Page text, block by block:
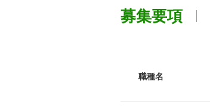
募集要項
職種名